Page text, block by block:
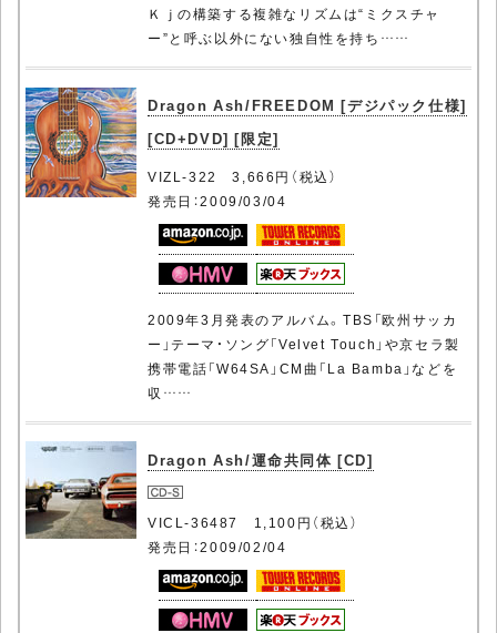
Ｋｊの構築する複雑なリズムは“ミクスチャ
ー”と呼ぶ以外にない独自性を持ち……
Dragon Ash/FREEDOM [デジパック仕様]
[CD+DVD] [限定]
VIZL-322 3,666円（税込）
発売日：2009/03/04
2009年3月発表のアルバム。TBS「欧州サッカ
ー」テーマ・ソング「Velvet Touch」や京セラ製
携帯電話「W64SA」CM曲「La Bamba」などを
収……
Dragon Ash/運命共同体 [CD]
VICL-36487 1,100円（税込）
発売日：2009/02/04